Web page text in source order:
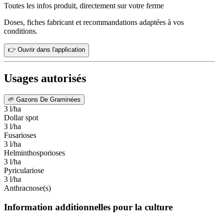
Toutes les infos produit, directement sur votre ferme
Doses, fiches fabricant et recommandations adaptées à vos
conditions.
👉 Ouvrir dans l'application
Usages autorisés
🌱 Gazons De Graminées
3 l/ha
Dollar spot
3 l/ha
Fusarioses
3 l/ha
Helminthosporioses
3 l/ha
Pyriculariose
3 l/ha
Anthracnose(s)
Information additionnelles pour la culture